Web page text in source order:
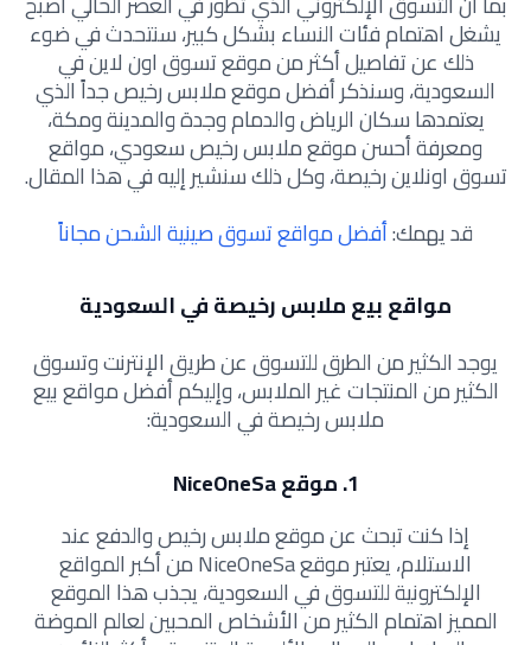
يشغل اهتمام فئات النساء بشكل كبير، سنتحدث في ضوء
ذلك عن تفاصيل أكثر من موقع تسوق اون لاين في
السعودية، وسنذكر أفضل موقع ملابس رخيص جداً الذي
يعتمدها سكان الرياض والدمام وجدة والمدينة ومكة،
ومعرفة أحسن موقع ملابس رخيص سعودي، مواقع
تسوق اونلاين رخيصة، وكل ذلك سنشير إليه في هذا المقال.
قد يهمك:أفضل مواقع تسوق صينية الشحن مجاناً
مواقع بيع ملابس رخيصة في السعودية
يوجد الكثير من الطرق للتسوق عن طريق الإنترنت وتسوق
الكثير من المنتجات غير الملابس، وإليكم أفضل مواقع بيع
ملابس رخيصة في السعودية:
1. موقع NiceOneSa
إذا كنت تبحث عن موقع ملابس رخيص والدفع عند
الاستلام، يعتبر موقع NiceOneSa من أكبر المواقع
الإلكترونية للتسوق في السعودية، يجذب هذا الموقع
المميز اهتمام الكثير من الأشخاص المحبين لعالم الموضة